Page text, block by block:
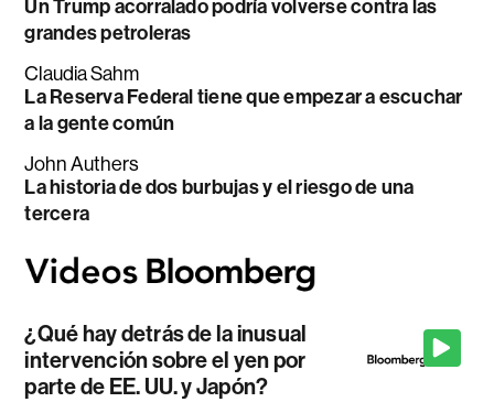
Un Trump acorralado podría volverse contra las
grandes petroleras
Claudia Sahm
La Reserva Federal tiene que empezar a escuchar
a la gente común
John Authers
La historia de dos burbujas y el riesgo de una
tercera
¿Qué hay detrás de la inusual
intervención sobre el yen por
parte de EE. UU. y Japón?